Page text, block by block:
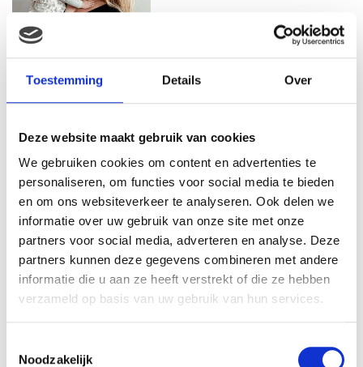
Toestemming Details Over
Deze website maakt gebruik van cookies
We gebruiken cookies om content en advertenties te
personaliseren, om functies voor social media te bieden
en om ons websiteverkeer te analyseren. Ook delen we
informatie over uw gebruik van onze site met onze
partners voor social media, adverteren en analyse. Deze
partners kunnen deze gegevens combineren met andere
informatie die u aan ze heeft verstrekt of die ze hebben
verzameld op basis van uw gebruik van hun services.
Noodzakelijk
MIJN EERSTE DOCHTER
MAMA ISABELLA: MIJN
BEVALLINGSVERHAAL DEEL 1
MAMA ALYSIA: IK KREEG
HERHAALDE MISKRAMEN, IK
VOELDE ME EEN